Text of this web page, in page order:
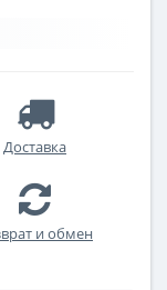
Доставка
и обмен